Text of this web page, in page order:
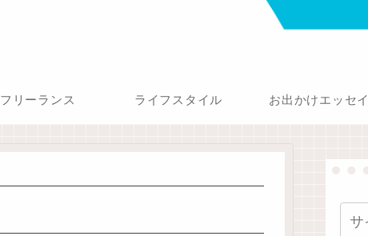
フリーランス ライフスタイル お出かけエッセイ